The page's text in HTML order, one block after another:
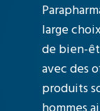
large
de bien-
avec des
produits